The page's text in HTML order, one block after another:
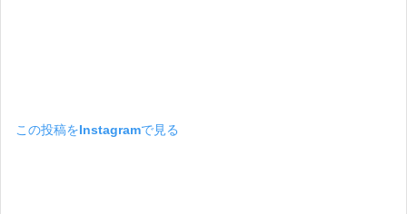
この投稿をInstagramで見る